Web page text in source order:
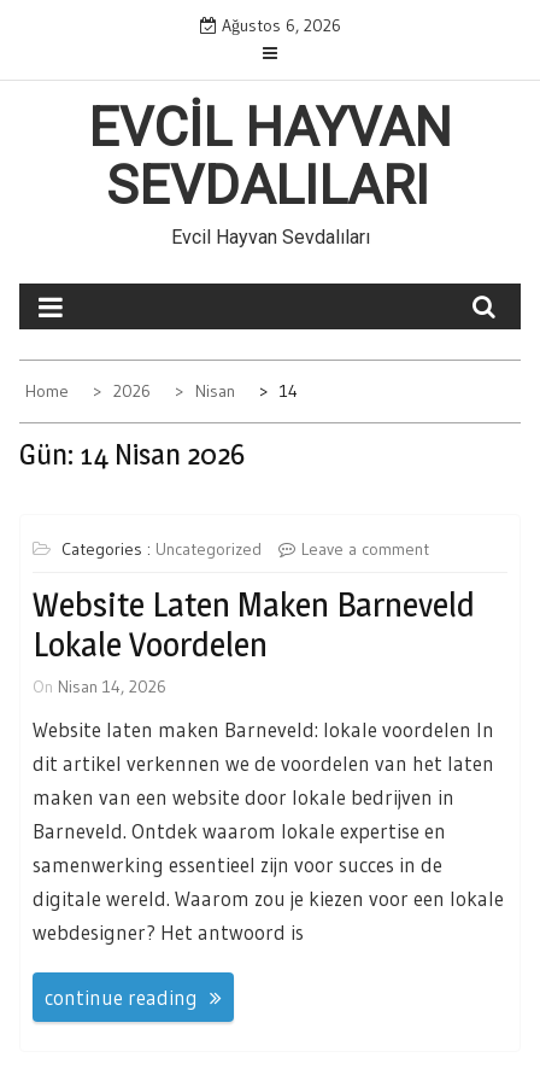
Ağustos 6, 2026
EVCIL HAYVAN
SEVDALILARI
Evcil Hayvan Sevdalıları
Home 2026 Nisan 14
Gün: 14 Nisan 2026
Categories : Uncategorized Leave a comment
Website Laten Maken Barneveld
Lokale Voordelen
On Nisan 14, 2026
Website laten maken Barneveld: lokale voordelen In
dit artikel verkennen we de voordelen van het laten
maken van een website door lokale bedrijven in
Barneveld. Ontdek waarom lokale expertise en
samenwerking essentieel zijn voor succes in de
digitale wereld. Waarom zou je kiezen voor een lokale
webdesigner? Het antwoord is
continue reading